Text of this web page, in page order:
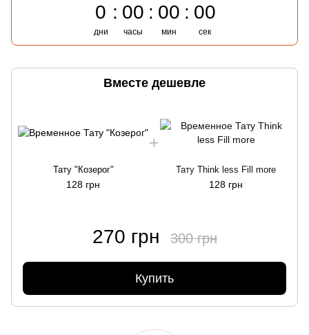
0
дни
00
часы
00
мин
00
сек
Вместе дешевле
Тату "Козерог"
128 грн
Тату Think less Fill more
128 грн
270 грн 300 грн
Купить